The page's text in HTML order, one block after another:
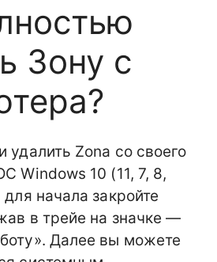
Зону с
удалить Zona со своего
Windows 10 (11, 7, 8,
начала закройте
в трейе на значке —
Далее вы можете